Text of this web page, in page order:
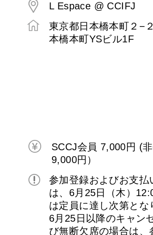
L Espace @ CCIFJ
東京都日本橋本町２−
本橋本町YSビル1F
SCCJ会員 7,000円 (
9,000円）
参加登録およびお支払
は、6月25日（木）
は定員に達し次第とな
6月25日以降のキャン
び無断欠席の場合は、